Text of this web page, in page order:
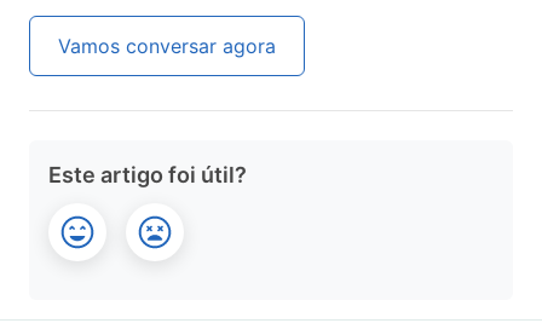
Vamos conversar agora
Este artigo foi útil?